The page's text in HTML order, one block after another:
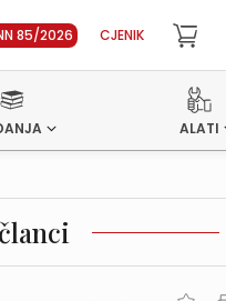
85/2026 CJENIK
ALATI